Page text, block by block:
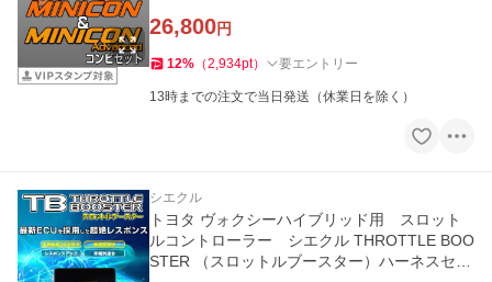
26,800円
12% （2,934pt） 要エントリー
13時までの注文で当日発送（休業日を除く）
シエクル
トヨタ ヴォクシーハイブリッド用 スロット
ルコントローラー シエクル THROTTLE BOO
STER （スロットルブースター）ハーネスセッ